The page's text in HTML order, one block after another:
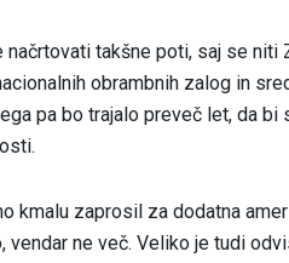
načrtovati takšne poti, saj se
obrambnih zalog in
pa bo trajalo preveč let, da
kmalu zaprosil za dodatna
vendar ne več. Veliko je tudi